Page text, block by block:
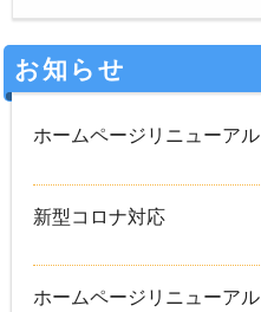
お知らせ
ホームページリニューアル
新型コロナ対応
ホームページリニューアル